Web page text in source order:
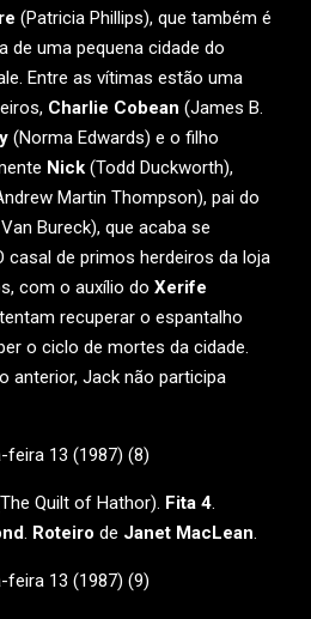
(Patricia Phillips), que também é
de uma pequena cidade do
Entre as vítimas estão uma
Charlie Cobean (James B.
(Norma Edwards) e o filho
Nick (Todd Duckworth),
Martin Thompson), pai do
Bureck), que acaba se
casal de primos herdeiros da loja
com o auxílio do Xerife
recuperar o espantalho
o ciclo de mortes da cidade.
anterior, Jack não participa
Quilt of Hathor). Fita 4.
. Roteiro de Janet MacLean.